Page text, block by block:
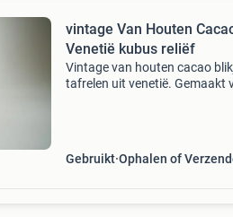
vintage Van Houten
Venetië kubus reliëf
Vintage van houten cacao
tafrelen uit venetië. Gemaakt
Gebruikt Ophalen of